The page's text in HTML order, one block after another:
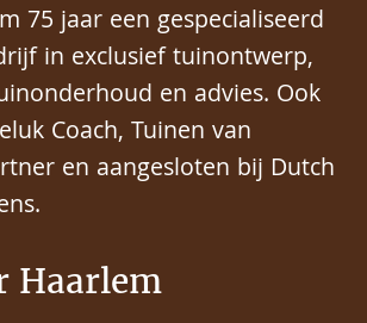
Haarlem
75 jaar een gespecialiseerd
in exclusief tuinontwerp,
en advies. Ook
Coach, Tuinen van
en aangesloten bij Dutch